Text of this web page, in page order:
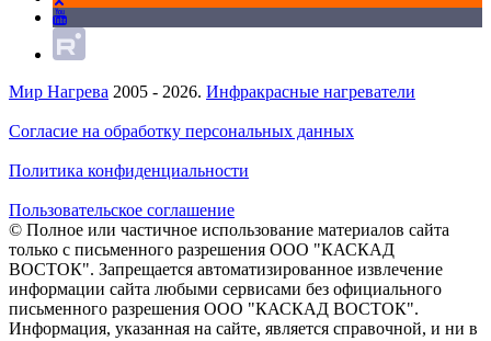
Мир Нагрева 2005 - 2026. Инфракрасные нагреватели
Согласие на обработку персональных данных
Политика конфиденциальности
Пользовательское соглашение
© Полное или частичное использование материалов сайта
только с письменного разрешения ООО "КАСКАД
ВОСТОК". Запрещается автоматизированное извлечение
информации сайта любыми сервисами без официального
письменного разрешения ООО "КАСКАД ВОСТОК".
Информация, указанная на сайте, является справочной, и ни в